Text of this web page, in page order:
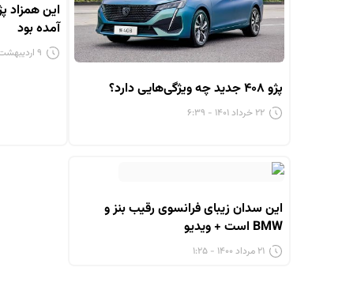
پژو ۴۰۸ جدید چه ویژگی‌هایی دارد؟
۲۲ خرداد ۱۴۰۱ - ۶:۳۹
آمده بود
۹ اردیبهشت ۱۴۰۱ - ۱۱:۲۲
این سدان زیبای فرانسوی رقیب بنز و
BMW است + ویدیو
۲۱ مرداد ۱۴۰۰ - ۱:۲۵